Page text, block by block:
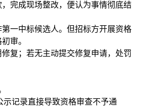
完成现场整改，便认为事情彻底结
一中标候选人。但招标方开展资格
审。
复；若无主动提交修复申请，处罚
记录直接导致资格审查不予通